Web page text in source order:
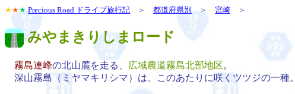
★★★ Precious Road ドライブ旅行記 ＞ 都道府県別＞ 宮崎 ＞
みやまきりしまロード
霧島連峰の北山麓を走る、 広域農道霧島北部地区。
深山霧島（ミヤマキリシマ）は、このあたりに咲くツツジの一種。